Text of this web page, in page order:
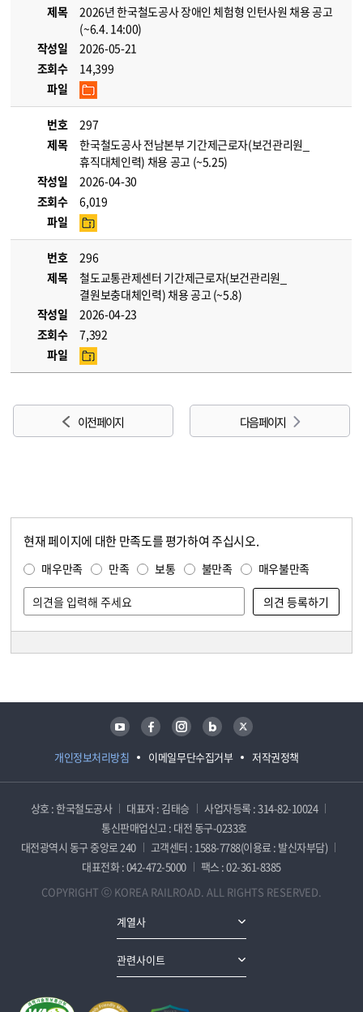
제목
2026년 한국철도공사 장애인 체험형 인턴사원 채용 공고
(~6.4. 14:00)
작성일
2026-05-21
조회수
14,399
파일
번호
297
제목
한국철도공사 전남본부 기간제근로자(보건관리원_
휴직대체인력) 채용 공고 (~5.25)
작성일
2026-04-30
조회수
6,019
파일
번호
296
제목
철도교통관제센터 기간제근로자(보건관리원_
결원보충대체인력) 채용 공고 (~5.8)
작성일
2026-04-23
조회수
7,392
파일
이전 페이지 다음 페이지
현재 페이지에 대한 만족도를 평가하여 주십시오.
매우만족 만족 보통 불만족 매우불만족
개인정보처리방침 이메일무단수집거부 저작권정책
유튜브 페이스북 인스타그램 블로그 트위터
상호 : 한국철도공사 대표자 : 김태승
사업자등록 : 314-82-10024
통신판매업신고 : 대전 동구-0233호
대전광역시 동구 중앙로 240
고객센터 : 1588-7788(이용료 : 발신자부담)
대표전화 : 042-472-5000
팩스 : 02-361-8385
COPYRIGHT ⓒ KOREA RAILROAD. ALL RIGHTS RESERVED.
계열사
관련사이트